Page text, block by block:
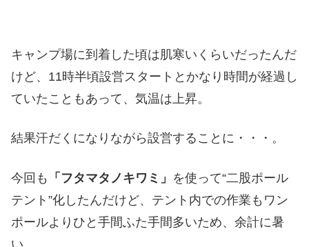
キャンプ場に到着した頃は肌寒いくらいだったんだ
けど、11時半頃設営スタートとかなり時間が経過し
ていたこともあって、気温は上昇。
結果汗だくになりながら設営することに・・・。
今回も 「フタマタノキワミ」 を使って“二股ポール
テント”化したんだけど、テント内での作業もワン
ポールよりひと手間ふた手間多いため、余計に暑
い。